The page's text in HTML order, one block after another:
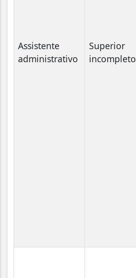
Assistente
administrativo
Superior
incompleto